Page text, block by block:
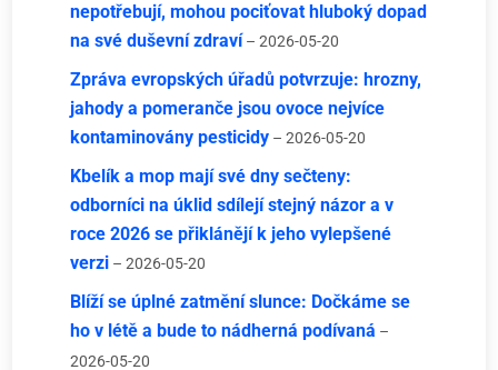
nepotřebují, mohou pociťovat hluboký dopad
na své duševní zdraví – 2026-05-20
Zpráva evropských úřadů potvrzuje: hrozny,
jahody a pomeranče jsou ovoce nejvíce
kontaminovány pesticidy – 2026-05-20
Kbelík a mop mají své dny sečteny:
odborníci na úklid sdílejí stejný názor a v
roce 2026 se přiklánějí k jeho vylepšené
verzi – 2026-05-20
Blíží se úplné zatmění slunce: Dočkáme se
ho v létě a bude to nádherná podívaná –
2026-05-20